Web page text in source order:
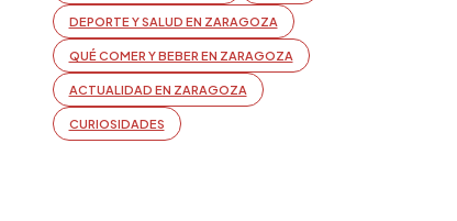
DEPORTE Y SALUD EN ZARAGOZA
QUÉ COMER Y BEBER EN ZARAGOZA
ACTUALIDAD EN ZARAGOZA
CURIOSIDADES